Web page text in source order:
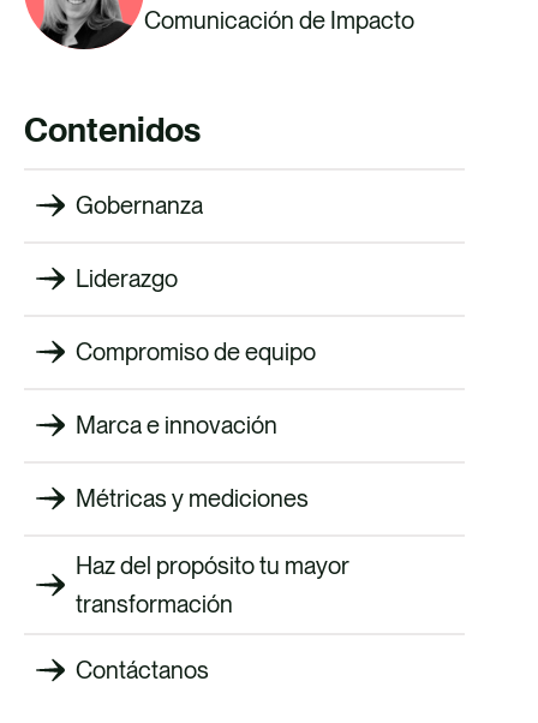
Comunicación de Impacto
Contenidos
Gobernanza
Liderazgo
Compromiso de equipo
Marca e innovación
Métricas y mediciones
Haz del propósito tu mayor
transformación
Contáctanos